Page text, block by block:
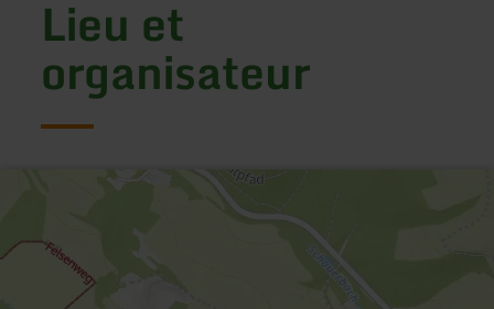
Lieu et
organisateur